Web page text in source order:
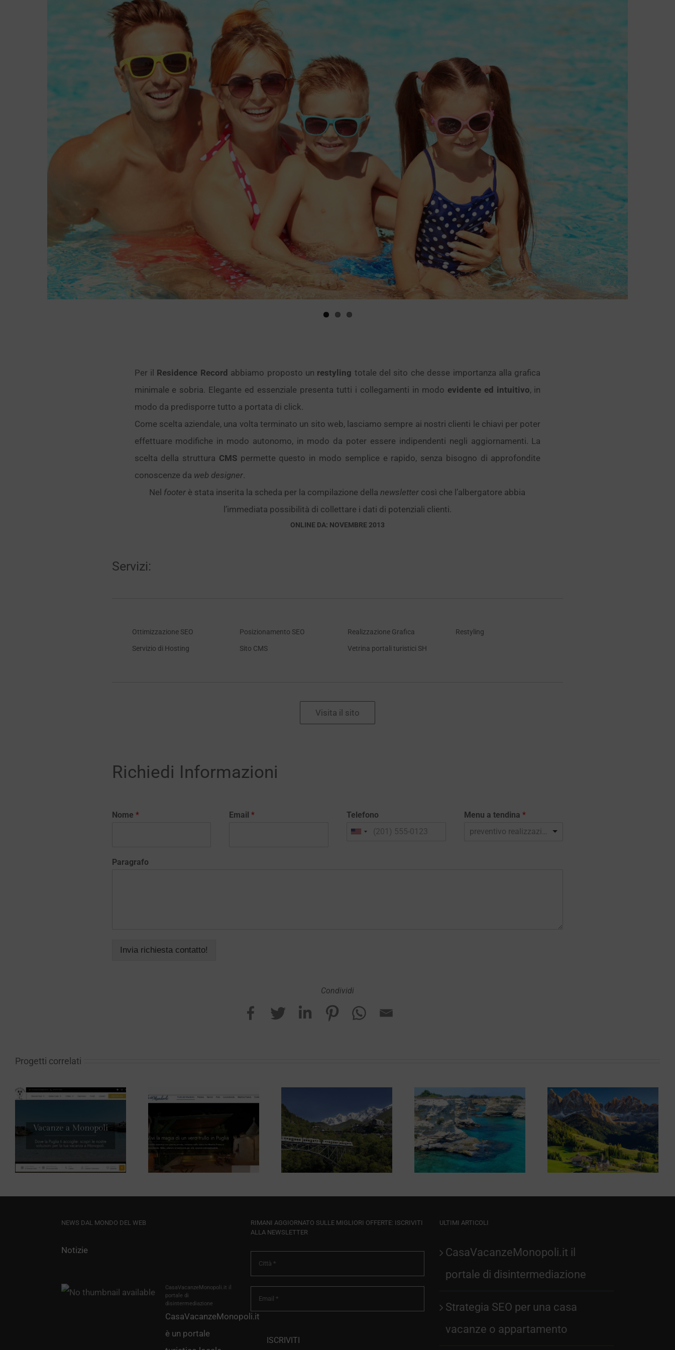
Per il Residence Record abbiamo proposto un restyling totale del sito che desse importanza alla grafica
minimale e sobria. Elegante ed essenziale presenta tutti i collegamenti in modo evidente ed intuitivo, in
modo da predisporre tutto a portata di click.
Come scelta aziendale, una volta terminato un sito web, lasciamo sempre ai nostri clienti le chiavi per poter
effettuare modifiche in modo autonomo, in modo da poter essere indipendenti negli aggiornamenti. La
scelta della struttura CMSpermette questo in modo semplice e rapido, senza bisogno di approfondite
conoscenze da web designer.
Nel footer è stata inserita la scheda per la compilazione dellanewsletter così che l’albergatore abbia
l’immediata possibilità di collettare i dati di potenziali clienti.
ONLINE DA: NOVEMBRE 2013
Servizi:
Ottimizzazione SEO Posizionamento SEO Realizzazione Grafica Restyling
Servizio di Hosting Sito CMS Vetrina portali turistici SH
Visita il sito
Richiedi Informazioni
Nome * Email* Telefono Menu a tendina *
preventivo realizzazione sito web
Paragrafo
Invia richiesta contatto!
Condividi
Progetti correlati
Trullo del
Mandorlo
Tour Operator Il
Girasole Viaggi
Milano
Agriturismo
Masseria
Costarella
Hotel
Montepizzo
Corno alle Scale
NEWS DAL MONDO DEL WEB
Notizie
CasaVacanzeMonopoli.it il
portale di
disintermediazione
CasaVacanzeMonopoli.it
è un portale
RIMANI AGGIORNATO SULLE MIGLIORI OFFERTE: ISCRIVITI
ALLA NEWSLETTER
ULTIMI ARTICOLI
CasaVacanzeMonopoli.it il
portale di disintermediazione
Strategia SEO per una casa
vacanze o appartamento